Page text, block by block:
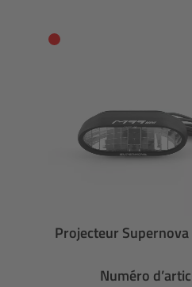
Projecteur
Numéro